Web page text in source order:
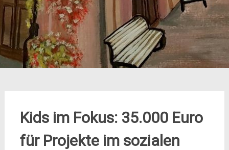
Kids im Fokus: 35.000 Euro
für Projekte im sozialen